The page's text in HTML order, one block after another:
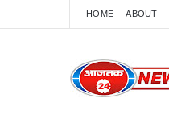
HOME ABOUT